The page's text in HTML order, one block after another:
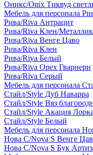
Оникс/Onix Тиквуд
Мебель для персонала
Рива/Riva Антрацит
Рива/Riva Клен/Металлик
Рива/Riva Венге Цаво
Рива/Riva Клен
Рива/Riva Белый
Рива/Riva Орех Гварнери
Рива/Riva Серый
Мебель для персонала
Стайл/Style Дуб Наварра
Стайл/Style Вяз
Стайл/Style Акация Лорка
Стайл/Style Белый
Мебель для персонала
Нова С/Nova S Венге
Нова С/Nova S Бук